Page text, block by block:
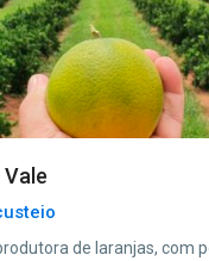
de laranjas, com